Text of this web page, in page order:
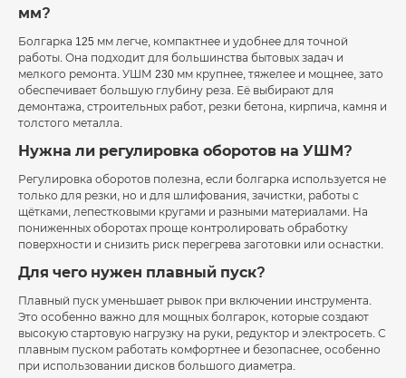
мм?
Болгарка 125 мм легче, компактнее и удобнее для точной
работы. Она подходит для большинства бытовых задач и
мелкого ремонта. УШМ 230 мм крупнее, тяжелее и мощнее, зато
обеспечивает большую глубину реза. Её выбирают для
демонтажа, строительных работ, резки бетона, кирпича, камня и
толстого металла.
Нужна ли регулировка оборотов на УШМ?
Регулировка оборотов полезна, если болгарка используется не
только для резки, но и для шлифования, зачистки, работы с
щётками, лепестковыми кругами и разными материалами. На
пониженных оборотах проще контролировать обработку
поверхности и снизить риск перегрева заготовки или оснастки.
Для чего нужен плавный пуск?
Плавный пуск уменьшает рывок при включении инструмента.
Это особенно важно для мощных болгарок, которые создают
высокую стартовую нагрузку на руки, редуктор и электросеть. С
плавным пуском работать комфортнее и безопаснее, особенно
при использовании дисков большого диаметра.